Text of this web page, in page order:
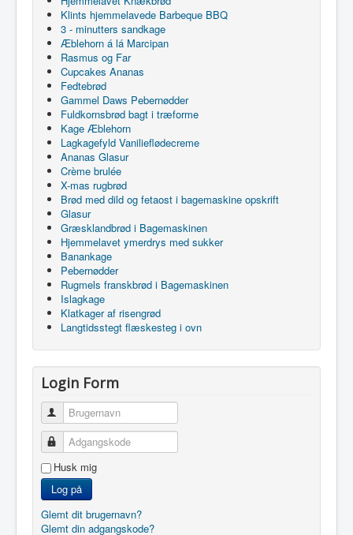
Klints hjemmelavede Barbeque BBQ
3 - minutters sandkage
Æblehorn á lá Marcipan
Rasmus og Far
Cupcakes Ananas
Fedtebrød
Gammel Daws Pebernødder
Fuldkornsbrød bagt i træforme
Kage Æblehorn
Lagkagefyld Vanilieflødecreme
Ananas Glasur
Crème brulée
X-mas rugbrød
Brød med dild og fetaost i bagemaskine opskrift
Glasur
Græsklandbrød i Bagemaskinen
Hjemmelavet ymerdrys med sukker
Banankage
Pebernødder
Rugmels franskbrød i Bagemaskinen
Islagkage
Klatkager af risengrød
Langtidsstegt flæskesteg i ovn
Login Form
Brugernavn
Adgangskode
Husk mig
Log på
Glemt dit brugernavn?
Glemt din adgangskode?